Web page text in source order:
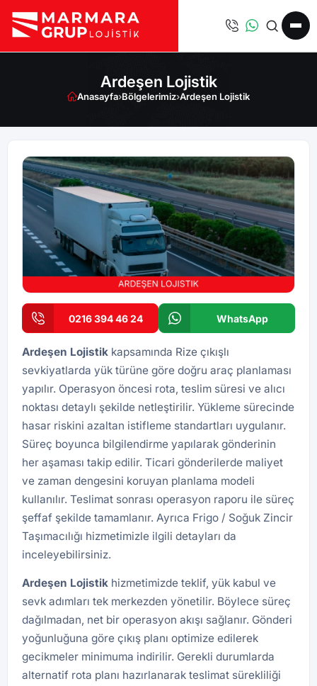
Ardeşen Lojistik
Anasayfa›Bölgelerimiz›Ardeşen Lojistik
0216 394 46 24 WhatsApp
Ardeşen Lojistik kapsamında Rize çıkışlı
sevkiyatlarda yük türüne göre doğru araç planlaması
yapılır. Operasyon öncesi rota, teslim süresi ve alıcı
noktası detaylı şekilde netleştirilir. Yükleme sürecinde
hasar riskini azaltan istifleme standartları uygulanır.
Süreç boyunca bilgilendirme yapılarak gönderinin
her aşaması takip edilir. Ticari gönderilerde maliyet
ve zaman dengesini koruyan planlama modeli
kullanılır. Teslimat sonrası operasyon raporu ile süreç
şeffaf şekilde tamamlanır. Ayrıca Frigo / Soğuk Zincir
Taşımacılığı hizmetimizle ilgili detayları da
inceleyebilirsiniz.
Ardeşen Lojistik hizmetimizde teklif, yük kabul ve
sevk adımları tek merkezden yönetilir. Böylece süreç
dağılmadan, net bir operasyon akışı sağlanır. Gönderi
yoğunluğuna göre çıkış planı optimize edilerek
gecikmeler minimuma indirilir. Gerekli durumlarda
alternatif rota planı hazırlanarak teslimat sürekliliği